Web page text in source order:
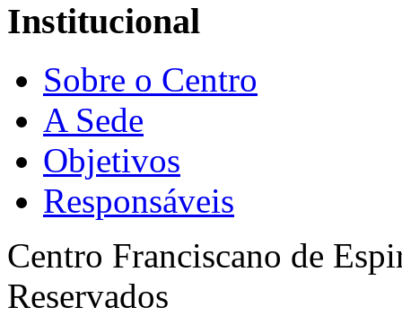
Institucional
Sobre o Centro
A Sede
Objetivos
Responsáveis
Centro Franciscano de
Reservados